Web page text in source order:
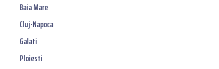
Baia Mare
Cluj-Napoca
Galati
Ploiesti